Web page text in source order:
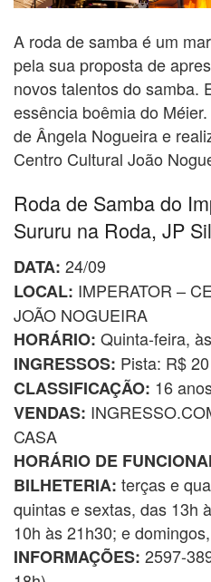
A roda de samba é um
pela sua proposta de
novos talentos do samba.
essência boêmia do
de Ângela Nogueira e
Centro Cultural João
Roda de Samba do
Sururu na Roda, JP
DATA: 24/09
LOCAL: IMPERATOR –
JOÃO NOGUEIRA
HORÁRIO: Quinta-feira,
INGRESSOS: Pista: R$
CLASSIFICAÇÃO: 16
VENDAS:
CASA
HORÁRIO DE
BILHETERIA: terças e
quintas e sextas, das 13h
10h às 21h30; e
INFORMAÇÕES: 2597-